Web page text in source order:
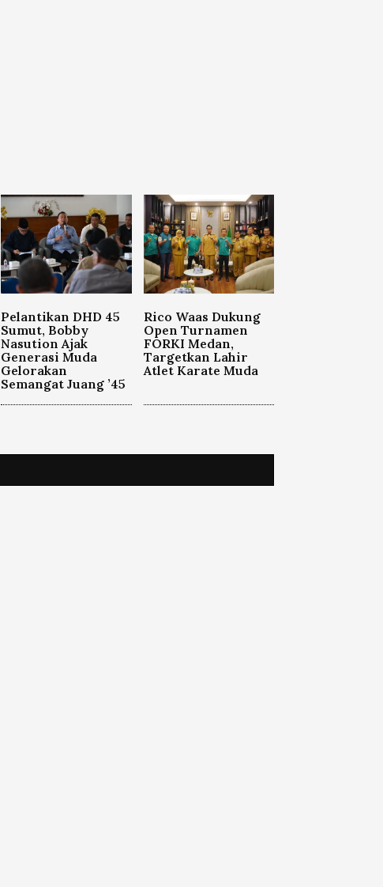
Pelantikan DHD 45
Sumut, Bobby
Nasution Ajak
Generasi Muda
Gelorakan
Semangat Juang ’45
Rico Waas Dukung
Open Turnamen
FORKI Medan,
Targetkan Lahir
Atlet Karate Muda